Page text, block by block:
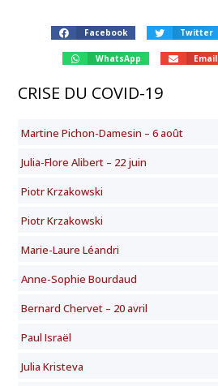
Facebook Twitter
WhatsApp Email
CRISE DU COVID-19
Martine Pichon-Damesin – 6 août
Julia-Flore Alibert – 22 juin
Piotr Krzakowski
Piotr Krzakowski
Marie-Laure Léandri
Anne-Sophie Bourdaud
Bernard Chervet – 20 avril
Paul Israël
Julia Kristeva